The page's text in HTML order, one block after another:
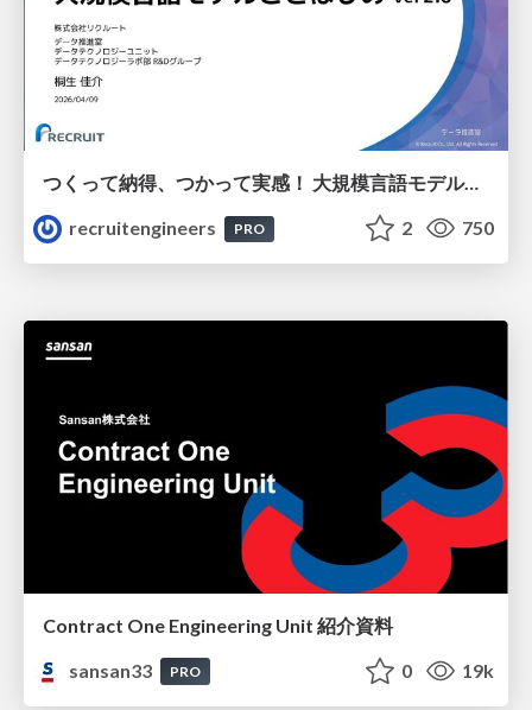
つくって納得、つかって実感！ 大規模言語モデルことはじめ ver2.0
recruitengineers
PRO 2 750
Contract One Engineering Unit 紹介資料
sansan33
PRO 0 19k